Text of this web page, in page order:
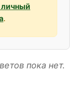
.
пока нет.